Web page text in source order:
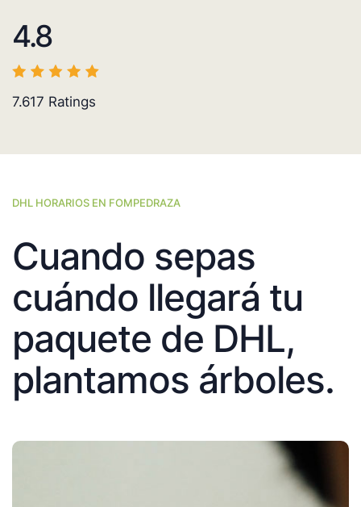
4.8
7.617 Ratings
DHL HORARIOS EN FOMPEDRAZA
Cuando sepas
cuándo llegará tu
paquete de DHL,
plantamos árboles.